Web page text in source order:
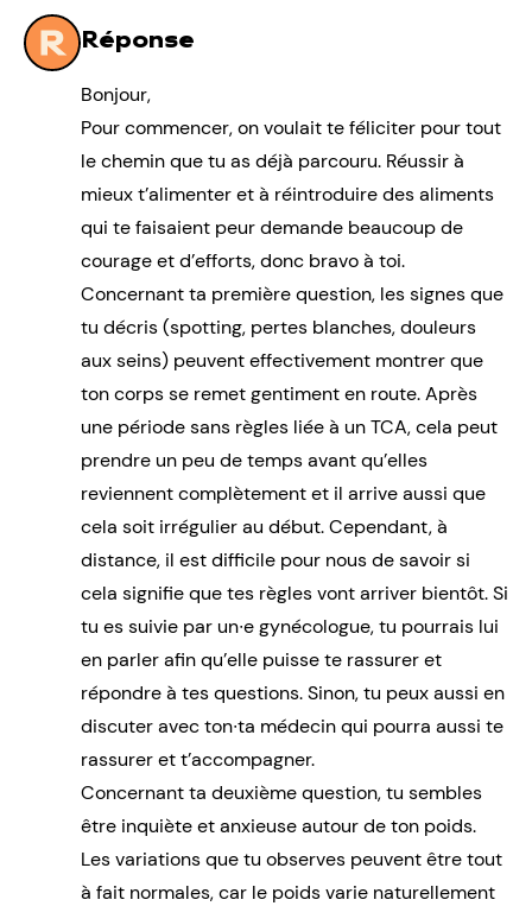
Réponse
Bonjour,
Pour commencer, on voulait te féliciter pour tout
le chemin que tu as déjà parcouru. Réussir à
mieux t’alimenter et à réintroduire des aliments
qui te faisaient peur demande beaucoup de
courage et d’efforts, donc bravo à toi.
Concernant ta première question, les signes que
tu décris (spotting, pertes blanches, douleurs
aux seins) peuvent effectivement montrer que
ton corps se remet gentiment en route. Après
une période sans règles liée à un TCA, cela peut
prendre un peu de temps avant qu’elles
reviennent complètement et il arrive aussi que
cela soit irrégulier au début. Cependant, à
distance, il est difficile pour nous de savoir si
cela signifie que tes règles vont arriver bientôt. Si
tu es suivie par un∙e gynécologue, tu pourrais lui
en parler afin qu’elle puisse te rassurer et
répondre à tes questions. Sinon, tu peux aussi en
discuter avec ton∙ta médecin qui pourra aussi te
rassurer et t’accompagner.
Concernant ta deuxième question, tu sembles
être inquiète et anxieuse autour de ton poids.
Les variations que tu observes peuvent être tout
à fait normales, car le poids varie naturellement